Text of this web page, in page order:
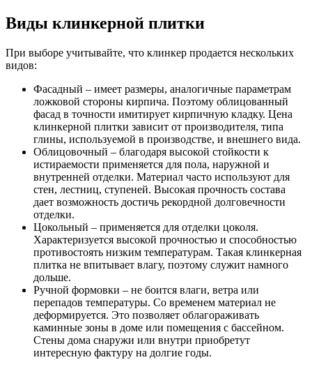
Виды клинкерной плитки
При выборе учитывайте, что клинкер продается нескольких
видов:
Фасадный – имеет размеры, аналогичные параметрам
ложковой стороны кирпича. Поэтому облицованный
фасад в точности имитирует кирпичную кладку. Цена
клинкерной плитки зависит от производителя, типа
глины, используемой в производстве, и внешнего вида.
Облицовочный – благодаря высокой стойкости к
истираемости применяется для пола, наружной и
внутренней отделки. Материал часто используют для
стен, лестниц, ступеней. Высокая прочность состава
дает возможность достичь рекордной долговечности
отделки.
Цокольный – применяется для отделки цоколя.
Характеризуется высокой прочностью и способностью
противостоять низким температурам. Такая клинкерная
плитка не впитывает влагу, поэтому служит намного
дольше.
Ручной формовки – не боится влаги, ветра или
перепадов температуры. Со временем материал не
деформируется. Это позволяет облагораживать
каминные зоны в доме или помещения с бассейном.
Стены дома снаружи или внутри приобретут
интересную фактуру на долгие годы.